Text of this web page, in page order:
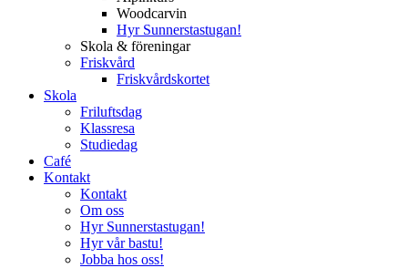
Woodcarvin
Hyr Sunnerstastugan!
Skola & föreningar
Friskvård
Friskvårdskortet
Skola
Friluftsdag
Klassresa
Studiedag
Café
Kontakt
Kontakt
Om oss
Hyr Sunnerstastugan!
Hyr vår bastu!
Jobba hos oss!